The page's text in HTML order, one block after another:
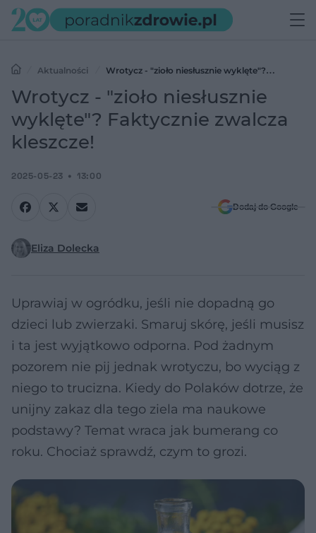
Aktualności
Wrotycz - "zioło niesłusznie wyklęte"?
Faktycznie zwalcza kleszcze!
Wrotycz - "zioło niesłusznie
wyklęte"? Faktycznie zwalcza
kleszcze!
2025-05-23 13:00
Dodaj do Google
Eliza Dolecka
Uprawiaj w ogródku, jeśli nie dopadną go
dzieci lub zwierzaki. Smaruj skórę, jeśli musisz
i ta jest wyjątkowo odporna. Pod żadnym
pozorem nie pij jednak wrotyczu, bo wyciąg z
niego to trucizna. Kiedy do Polaków dotrze, że
unijny zakaz dla tego ziela ma naukowe
podstawy? Temat wraca jak bumerang co
roku. Chociaż sprawdź, czym to grozi.